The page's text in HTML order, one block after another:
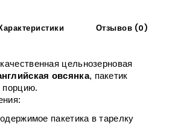
Отзывов (0)
овсянка, пакетик
порцию.
пакетика в тарелку